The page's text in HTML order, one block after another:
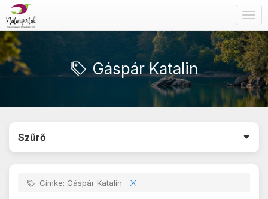
Gáspár Katalin
Szűrő
Címke: Gáspár Katalin